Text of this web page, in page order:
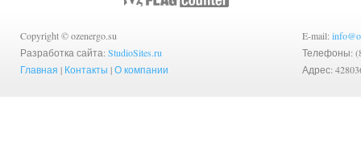
Copyright © ozenergo.su
Разработка сайта: StudioSites.ru
Главная | Контакты |О компании
E-mail:
Телефоны:
Адрес: